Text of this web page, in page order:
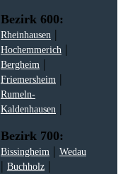
Bezirk 600:
Rheinhausen|
Hochemmerich|
Bergheim|
Friemersheim|
Rumeln-
Kaldenhausen|
Bezirk 700:
Bissingheim| Wedau
| Buchholz|